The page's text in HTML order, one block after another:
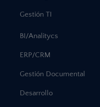
Gestión TI
BI/Analitycs
ERP/CRM
Gestión Documental
Desarrollo